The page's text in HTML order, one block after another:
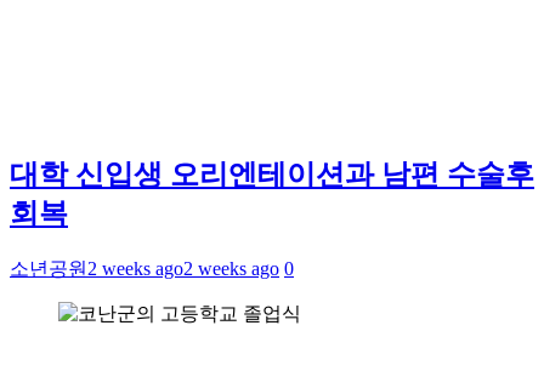
대학 신입생 오리엔테이션과 남편 수술후
회복
소년공원 2 weeks ago2 weeks ago 0